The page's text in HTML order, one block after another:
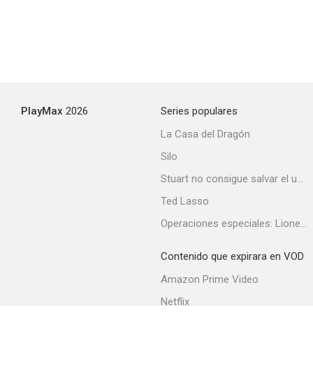
PlayMax 2026
Series populares
La Casa del Dragón
Silo
Stuart no consigue salvar el universo
Ted Lasso
Operaciones especiales: Lioness
Contenido que expirara en VOD
Amazon Prime Video
Netflix